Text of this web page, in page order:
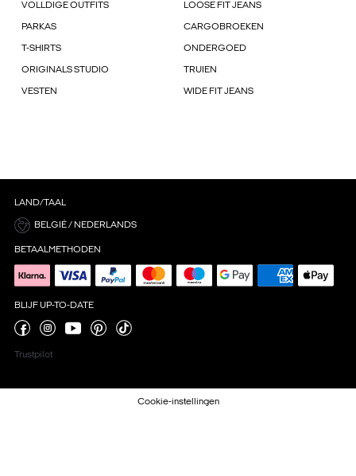
VOLLDIGE OUTFITS LOOSE FIT JEANS
PARKAS CARGOBROEKEN
T-SHIRTS ONDERGOED
ORIGINALS STUDIO TRUIEN
VESTEN WIDE FIT JEANS
LAND/TAAL
BELGIË / NEDERLANDS
BETAALMETHODEN
BLIJF UP-TO-DATE
Trustpilot
Cookie-instellingen